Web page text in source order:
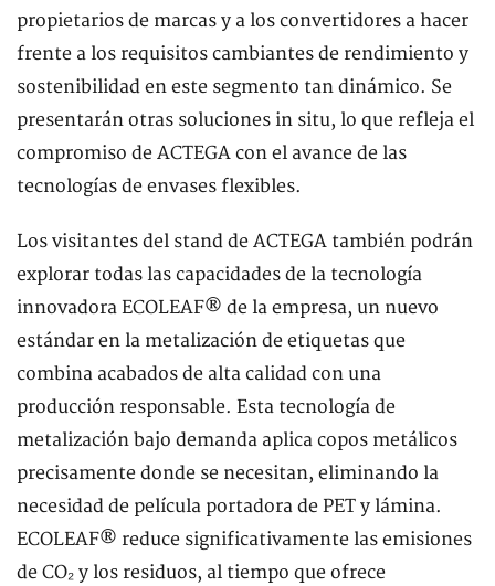
propietarios de marcas y a los convertidores a hacer
frente a los requisitos cambiantes de rendimiento y
sostenibilidad en este segmento tan dinámico. Se
presentarán otras soluciones in situ, lo que refleja el
compromiso de ACTEGA con el avance de las
tecnologías de envases flexibles.
Los visitantes del stand de ACTEGA también podrán
explorar todas las capacidades de la tecnología
innovadora ECOLEAF® de la empresa, un nuevo
estándar en la metalización de etiquetas que
combina acabados de alta calidad con una
producción responsable. Esta tecnología de
metalización bajo demanda aplica copos metálicos
precisamente donde se necesitan, eliminando la
necesidad de película portadora de PET y lámina.
ECOLEAF® reduce significativamente las emisiones
de CO₂ y los residuos, al tiempo que ofrece